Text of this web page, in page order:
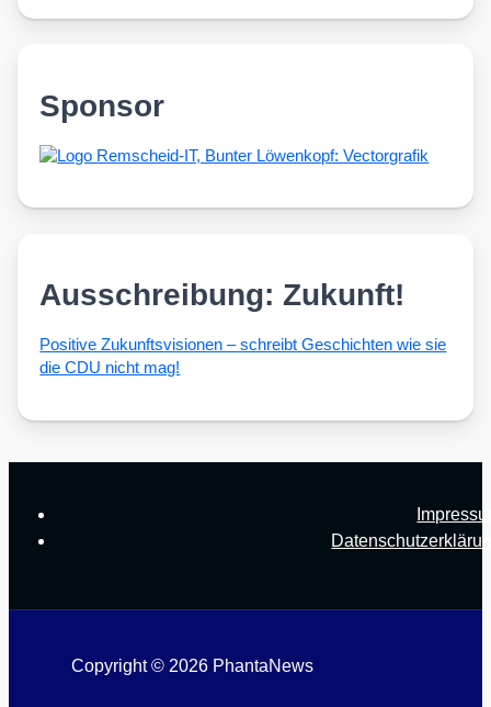
Sponsor
Ausschreibung: Zukunft!
Posi­ti­ve Zukunfts­vi­sio­nen – schreibt Geschich­ten wie sie
die CDU nicht mag!
Copyright © 2026 PhantaNews